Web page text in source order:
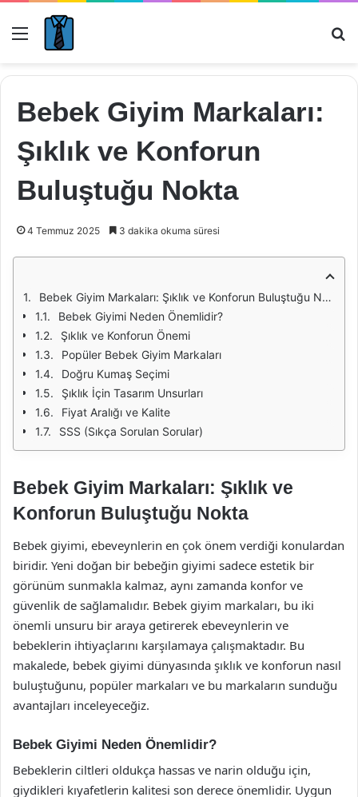
Menü
Bebek Giyim Markaları:
Şıklık ve Konforun
Buluştuğu Nokta
4 Temmuz 2025 3 dakika okuma süresi
Bebek Giyim Markaları: Şıklık ve Konforun Buluştuğu Nokta
Bebek Giyimi Neden Önemlidir?
Şıklık ve Konforun Önemi
Popüler Bebek Giyim Markaları
Doğru Kumaş Seçimi
Şıklık İçin Tasarım Unsurları
Fiyat Aralığı ve Kalite
SSS (Sıkça Sorulan Sorular)
Bebek Giyim Markaları: Şıklık ve
Konforun Buluştuğu Nokta
Bebek giyimi, ebeveynlerin en çok önem verdiği konulardan
biridir. Yeni doğan bir bebeğin giyimi sadece estetik bir
görünüm sunmakla kalmaz, aynı zamanda konfor ve
güvenlik de sağlamalıdır. Bebek giyim markaları, bu iki
önemli unsuru bir araya getirerek ebeveynlerin ve
bebeklerin ihtiyaçlarını karşılamaya çalışmaktadır. Bu
makalede, bebek giyimi dünyasında şıklık ve konforun nasıl
buluştuğunu, popüler markaları ve bu markaların sunduğu
avantajları inceleyeceğiz.
Bebek Giyimi Neden Önemlidir?
Bebeklerin ciltleri oldukça hassas ve narin olduğu için,
giydikleri kıyafetlerin kalitesi son derece önemlidir. Uygun